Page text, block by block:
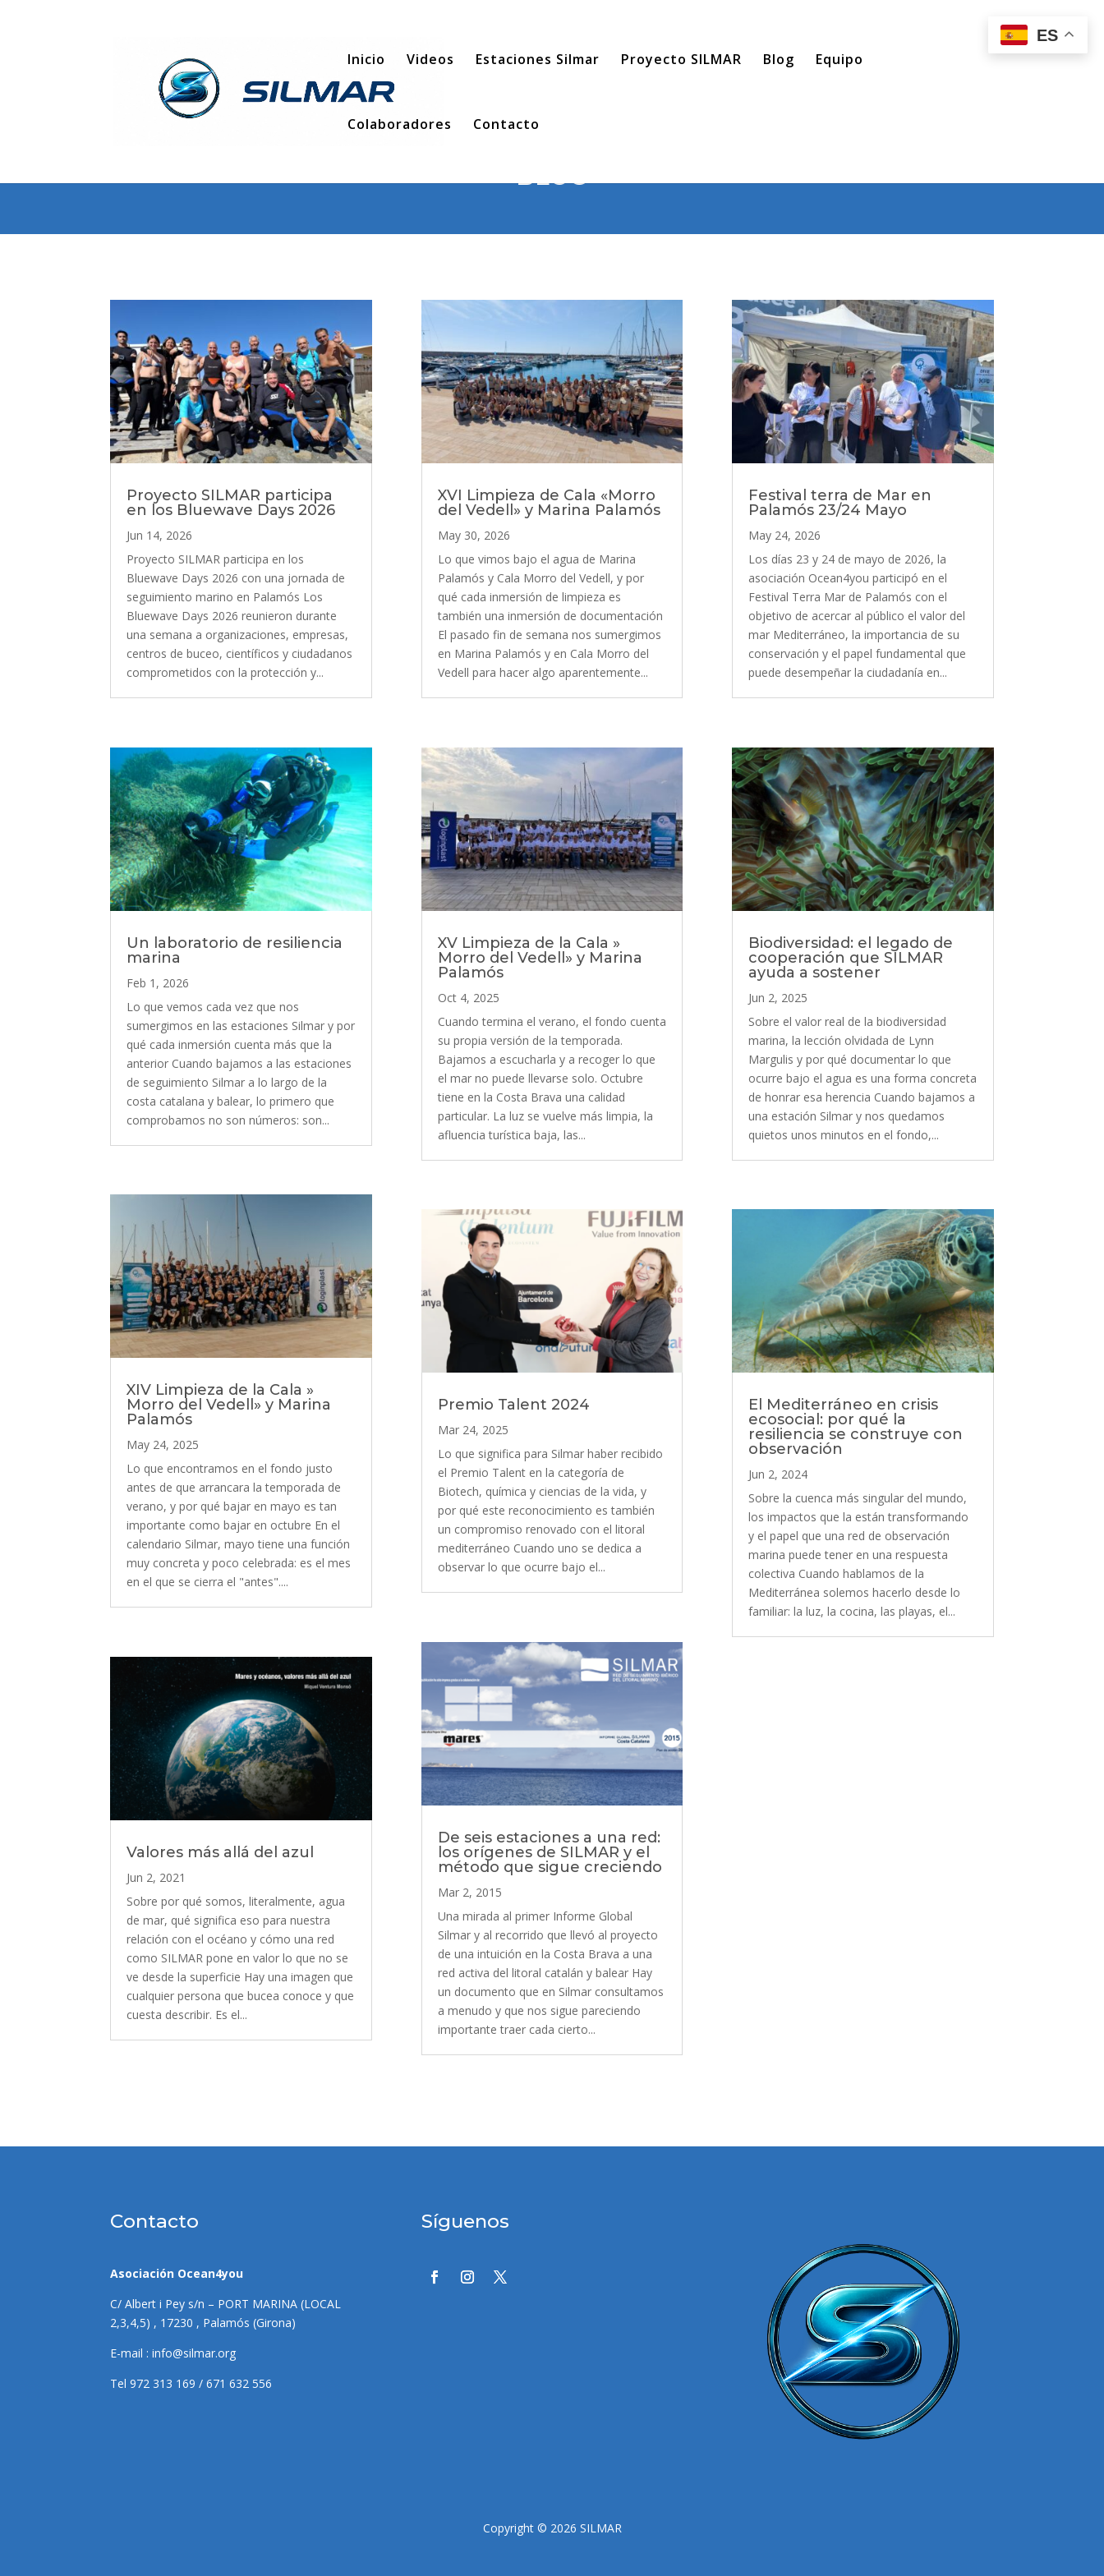
Inicio Videos Estaciones Silmar Proyecto SILMAR Blog Equipo
Colaboradores Contacto
BLOG
Proyecto SILMAR participa
en los Bluewave Days 2026
Jun 14, 2026
Proyecto SILMAR participa en los
Bluewave Days 2026 con una jornada de
seguimiento marino en Palamós Los
Bluewave Days 2026 reunieron durante
una semana a organizaciones, empresas,
centros de buceo, científicos y ciudadanos
comprometidos con la protección y...
Un laboratorio de resiliencia
marina
Feb 1, 2026
Lo que vemos cada vez que nos
sumergimos en las estaciones Silmar y por
qué cada inmersión cuenta más que la
anterior Cuando bajamos a las estaciones
de seguimiento Silmar a lo largo de la
costa catalana y balear, lo primero que
comprobamos no son números: son...
XIV Limpieza de la Cala »
Morro del Vedell» y Marina
Palamós
May 24, 2025
Lo que encontramos en el fondo justo
antes de que arrancara la temporada de
verano, y por qué bajar en mayo es tan
importante como bajar en octubre En el
calendario Silmar, mayo tiene una función
muy concreta y poco celebrada: es el mes
en el que se cierra el "antes"....
Valores más allá del azul
Jun 2, 2021
Sobre por qué somos, literalmente, agua
de mar, qué significa eso para nuestra
relación con el océano y cómo una red
como SILMAR pone en valor lo que no se
ve desde la superficie Hay una imagen que
cualquier persona que bucea conoce y que
cuesta describir. Es el...
XVI Limpieza de Cala «Morro
del Vedell» y Marina Palamós
May 30, 2026
Lo que vimos bajo el agua de Marina
Palamós y Cala Morro del Vedell, y por
qué cada inmersión de limpieza es
también una inmersión de documentación
El pasado fin de semana nos sumergimos
en Marina Palamós y en Cala Morro del
Vedell para hacer algo aparentemente...
XV Limpieza de la Cala »
Morro del Vedell» y Marina
Palamós
Oct 4, 2025
Cuando termina el verano, el fondo cuenta
su propia versión de la temporada.
Bajamos a escucharla y a recoger lo que
el mar no puede llevarse solo. Octubre
tiene en la Costa Brava una calidad
particular. La luz se vuelve más limpia, la
afluencia turística baja, las...
Premio Talent 2024
Mar 24, 2025
Lo que significa para Silmar haber recibido
el Premio Talent en la categoría de
Biotech, química y ciencias de la vida, y
por qué este reconocimiento es también
un compromiso renovado con el litoral
mediterráneo Cuando uno se dedica a
observar lo que ocurre bajo el...
De seis estaciones a una red:
los orígenes de SILMAR y el
método que sigue creciendo
Mar 2, 2015
Una mirada al primer Informe Global
Silmar y al recorrido que llevó al proyecto
de una intuición en la Costa Brava a una
red activa del litoral catalán y balear Hay
un documento que en Silmar consultamos
a menudo y que nos sigue pareciendo
importante traer cada cierto...
Festival terra de Mar en
Palamós 23/24 Mayo
May 24, 2026
Los días 23 y 24 de mayo de 2026, la
asociación Ocean4you participó en el
Festival Terra Mar de Palamós con el
objetivo de acercar al público el valor del
mar Mediterráneo, la importancia de su
conservación y el papel fundamental que
puede desempeñar la ciudadanía en...
Biodiversidad: el legado de
cooperación que SILMAR
ayuda a sostener
Jun 2, 2025
Sobre el valor real de la biodiversidad
marina, la lección olvidada de Lynn
Margulis y por qué documentar lo que
ocurre bajo el agua es una forma concreta
de honrar esa herencia Cuando bajamos a
una estación Silmar y nos quedamos
quietos unos minutos en el fondo,...
El Mediterráneo en crisis
ecosocial: por qué la
resiliencia se construye con
observación
Jun 2, 2024
Sobre la cuenca más singular del mundo,
los impactos que la están transformando
y el papel que una red de observación
marina puede tener en una respuesta
colectiva Cuando hablamos de la
Mediterránea solemos hacerlo desde lo
familiar: la luz, la cocina, las playas, el...
Contacto
Asociación Ocean4you
C/ Albert i Pey s/n – PORT MARINA (LOCAL
2,3,4,5) , 17230 , Palamós (Girona)
E-mail : info@silmar.org
Tel 972 313 169 / 671 632 556
Síguenos
Copyright © 2026 SILMAR
ES